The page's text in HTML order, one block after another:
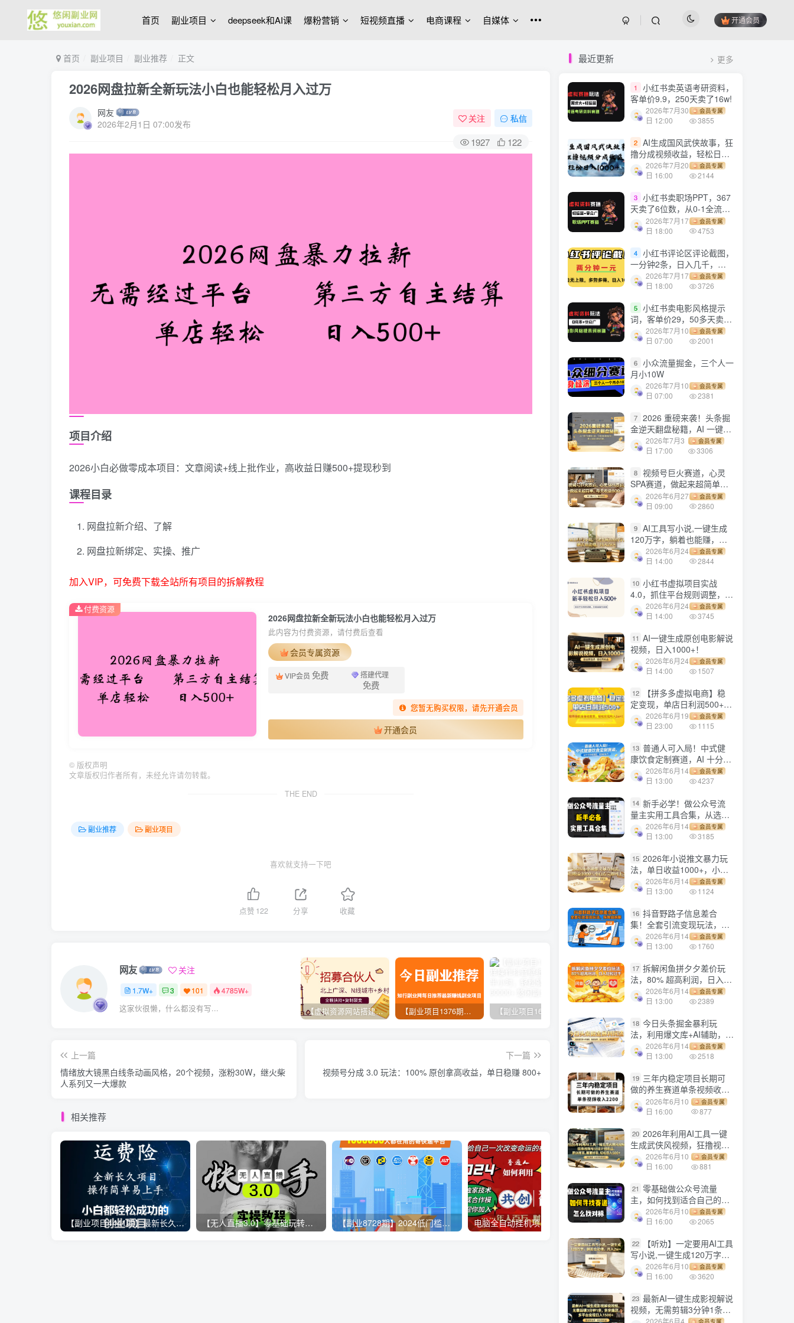
首页 副业项目 deepseek和AI课 爆粉营销 短视频直播 电商课程 自媒体 开通会员
首页 副业项目 副业推荐 正文
2026网盘拉新全新玩法小白也能轻松月入过万
网友
2026年2月1日 07:00发布
关注 私信
1927 122
项目介绍
2026小白必做零成本项目：文章阅读+线上批作业，高收益日赚500+提现秒到
课程目录
网盘拉新介绍、了解
网盘拉新绑定、实操、推广
加入VIP，可免费下载全站所有项目的拆解教程
2026网盘拉新全新玩法小白也能轻松月入过万
此内容为付费资源，请付费后查看
会员专属资源
VIP会员 免费 搭建代理
免费
您暂无购买权限，请先开通会员
开通会员
付费资源
© 版权声明
文章版权归作者所有，未经允许请勿转载。
THE END
副业推荐 副业项目
喜欢就支持一下吧
点赞 122 分享 收藏
网友 关注
1.7W+ 3 101 4785W+
这家伙很懒，什么都没有写... 【虚拟资源网站搭建服务】加盟本站系统，做一个和本站一样的独立网站，躺赚的项目 【副业项目1376期】龟课最新闲鱼项目玩法实战教程_全新升级月收益几千到几万
上一篇
情绪放大镜黑白线条动画风格，20个视频，涨粉30W，继火柴
人系列又一大爆款
下一篇
视频号分成 3.0 玩法：100% 原创拿高收益，单日稳赚 800+
相关推荐
【副业项目4441期】最新长久稳定暴利项目，运费险全新玩法，日赚1000（包含详细教程，全程指导） 【无人直播3.0】零基础玩转男粉快手无人直播日产1000+，稳狠猛，2023男粉落地项目实操教程 【副业8728期】2024低门槛副业风口快递CPS，月收入过万的项目 电脑全自动挂机项目，日入1000+，无需任何费用，合作分成收益对半分
最近更新 更多
1
小红书卖英语考研资料，
客单价9.9，250天卖了16w!
2026年7月30
日 12:00
会员专属
3855
2 AI生成国风武侠故事，狂
撸分成视频收益，轻松日入
1000+【可多平台分发】！
2026年7月20
日 16:00
会员专属
2144
3 小红书卖职场PPT，367
天卖了6位数，从0-1全流程
讲解2026年7月17
日 18:00
会员专属
4753
4 小红书评论区评论截图，
一分钟2条，日入几千，多
劳多得!2026年7月17
日 18:00
会员专属
3726
5 小红书卖电影风格提示
词，客单价29，50多天卖了
790单，小白直接抄作业！
2026年7月10
日 07:00
会员专属
2001
6 小众流量掘金，三个人一
月小10W
2026年7月10
日 07:00
会员专属
2381
7 2026 重磅来袭！头条掘
金逆天翻盘秘籍，AI 一键打
造爆款内容，只需简单复制
粘贴，日入 1000 + 轻松实
2026年7月3
日 17:00
会员专属
3306
8 视频号巨火赛道，心灵
SPA赛道，做起来超简单，
每天收益800+！
2026年6月27
日 09:00
会员专属
2860
9 AI工具写小说,一键生成
120万字，躺着也能赚，月
入2w+！
2026年6月24
日 14:00
会员专属
2844
10 小红书虚拟项目实战
4.0，抓住平台规则调整，单
店日入500+！
2026年6月24
日 14:00
会员专属
3745
11 AI一键生成原创电影解说
视频，日入1000+！
2026年6月24
日 14:00
会员专属
1507
12
【拼多多虚拟电商】稳
定变现，单店日利润500+，
软件挂机全自动发货，轻松
实现月入1w+！
2026年6月19
日 23:00
会员专属
1115
13 普通人可入局！中式健
康饮食定制赛道，AI 十分钟
做爆款，变现超给力
2026年6月14
日 13:00
会员专属
4237
14 新手必学！做公众号流
量主实用工具合集，从选题
到变现，一篇搞定（新手必
备）
2026年6月14
日 13:00
会员专属
3185
15 2026年小说推文暴力玩
法，单日收益1000+，小白
看完即可上手
2026年6月14
日 13:00
会员专属
1124
16 抖音野路子信息差合
集！全套引流变现玩法，保
姆级拆解
2026年6月14
日 13:00
会员专属
1760
17 拆解闲鱼拼夕夕差价玩
法，80% 超高利润，日入轻
松过千2026年6月14
日 13:00
会员专属
2389
18 今日头条掘金暴利玩
法，利用爆文库+AI辅助，轻
松矩阵、当天起号，简单粗
暴，日入1000+
2026年6月14
日 13:00
会员专属
2518
19 三年内稳定项目长期可
做的养生赛道单条视频收入
22002026年6月10
日 16:00
会员专属
877
20 2026年利用AI工具一键
生成武侠风视频，狂撸视频
号分成计划收益，原创度
高，画面好看，轻松日入
2026年6月10
日 16:00
会员专属
881
21 零基础做公众号流量
主，如何找到适合自己的赛
道
2026年6月10
日 16:00
会员专属
2065
22
【听劝】一定要用AI工具
写小说,一键生成120万字，
躺着也能赚，月入2w+
2026年6月10
日 16:00
会员专属
3620
23 最新AI一键生成影视解说
视频，无需剪辑3分钟1条，